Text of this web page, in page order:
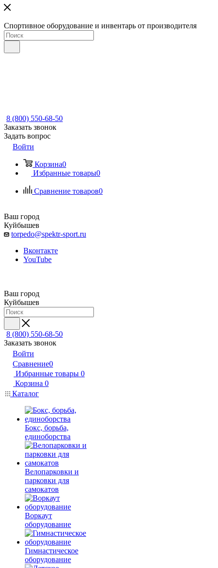
Спортивное оборудование и инвентарь от производителя
8 (800) 550-68-50
Заказать звонок
Задать вопрос
Войти
Корзина0
Избранные товары0
Сравнение товаров0
Ваш город
Куйбышев
torpedo@spektr-sport.ru
Вконтакте
YouTube
Ваш город
Куйбышев
8 (800) 550-68-50
Заказать звонок
Войти
Сравнение0
Избранные товары 0
Корзина 0
Каталог
Бокс, борьба,
единоборства
Велопарковки и
парковки для
самокатов
Воркаут
оборудование
Гимнастическое
оборудование